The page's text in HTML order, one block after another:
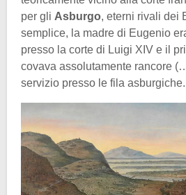
per gli Asburgo, eterni rivali dei
semplice, la madre di Eugenio
presso la corte di Luigi XIV e il
covava assolutamente rancore
servizio presso le fila asburgiche.